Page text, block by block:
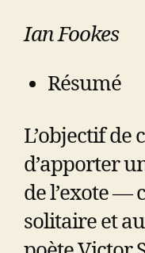
Ian Fookes
Résumé
L’objectif de
d’apporter
de l’exote —
solitaire et